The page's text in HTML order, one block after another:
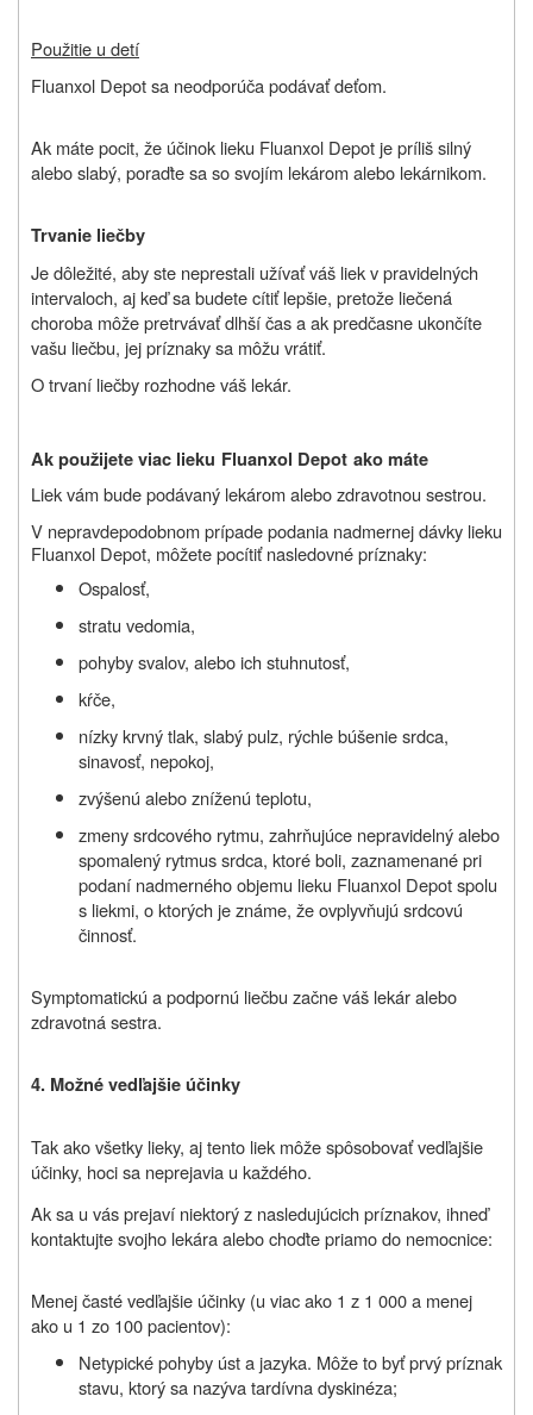
Použitie u detí
Fluanxol Depot sa neodporúča podávať deťom.
Ak máte pocit, že účinok lieku Fluanxol Depot je príliš silný
alebo slabý, poraďte sa so svojím lekárom alebo lekárnikom.
Trvanie liečby
Je dôležité, aby ste neprestali užívať váš liek v pravidelných
intervaloch, aj keď sa budete cítiť lepšie, pretože liečená
choroba môže pretrvávať dlhší čas a ak predčasne ukončíte
vašu liečbu, jej príznaky sa môžu vrátiť.
O trvaní liečby rozhodne váš lekár.
Ak použijete viac lieku Fluanxol Depot ako máte
Liek vám bude podávaný lekárom alebo zdravotnou sestrou.
V nepravdepodobnom prípade podania nadmernej dávky lieku
Fluanxol Depot, môžete pocítiť nasledovné príznaky:
Ospalosť,
stratu vedomia,
pohyby svalov, alebo ich stuhnutosť,
kŕče,
nízky krvný tlak, slabý pulz, rýchle búšenie srdca,
sinavosť, nepokoj,
zvýšenú alebo zníženú teplotu,
zmeny srdcového rytmu, zahrňujúce nepravidelný alebo
spomalený rytmus srdca, ktoré boli, zaznamenané pri
podaní nadmerného objemu lieku Fluanxol Depot spolu
s liekmi, o ktorých je známe, že ovplyvňujú srdcovú
činnosť.
Symptomatickú a podpornú liečbu začne váš lekár alebo
zdravotná sestra.
4. Možné vedľajšie účinky
Tak ako všetky lieky, ajtento liek môže spôsobovať vedľajšie
účinky, hoci sa neprejavia u každého.
Ak sa u vás prejaví niektorý z nasledujúcich príznakov, ihneď
kontaktujte svojho lekára alebo choďte priamo do nemocnice:
Menej časté vedľajšie účinky (u viac ako 1 z 1 000 a menej
ako u 1 zo 100 pacientov):
Netypické pohyby úst a jazyka. Môže to byť prvý príznak
stavu, ktorý sa nazýva tardívna dyskinéza;